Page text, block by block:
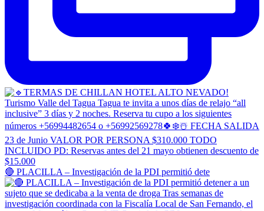
🔴 PLACILLA – Investigación de la PDI permitió dete